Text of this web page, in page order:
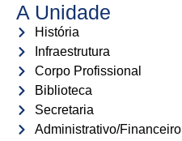
A Unidade
História
Infraestrutura
Corpo Profissional
Biblioteca
Secretaria
Administrativo/Financeiro